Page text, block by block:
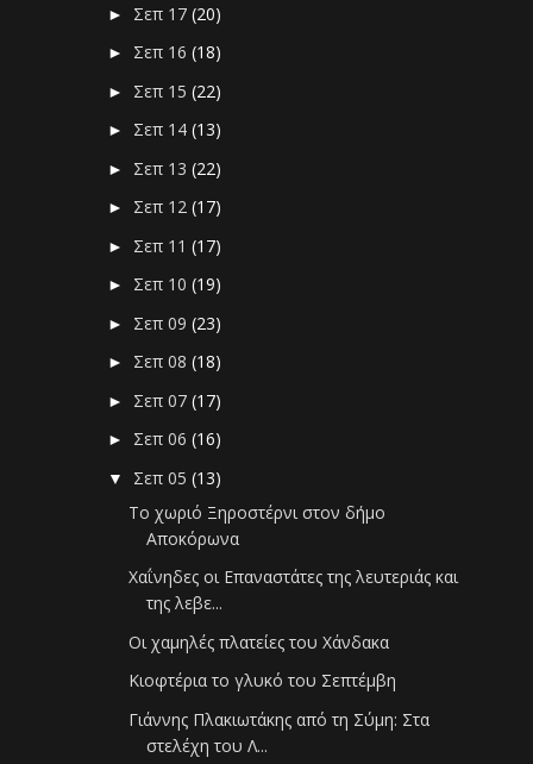
► Σεπ 17(20)
► Σεπ 16(18)
► Σεπ 15(22)
► Σεπ 14(13)
► Σεπ 13(22)
► Σεπ 12(17)
► Σεπ 11(17)
► Σεπ 10(19)
► Σεπ 09(23)
► Σεπ 08(18)
► Σεπ 07(17)
► Σεπ 06(16)
▼ Σεπ 05(13)
Το χωριό Ξηροστέρνι στον δήμο
Αποκόρωνα
Χαΐνηδες οι Επαναστάτες της λευτεριάς και
της λεβε...
Οι χαμηλές πλατείες του Χάνδακα
Κιοφτέρια το γλυκό του Σεπτέμβη
Γιάννης Πλακιωτάκης από τη Σύμη: Στα
στελέχη του Λ...